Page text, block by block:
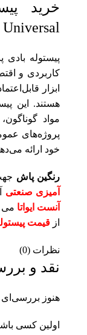
Universal
کاربردی و
ابزار
هستند. این
مواد
پروژه‌های
خود ارائه
رنگین پاش
آمیزی صنعتی
آنست ایواتا می
از قیمت
نظرات (0)
نقد و
هنوز
اولین کسی